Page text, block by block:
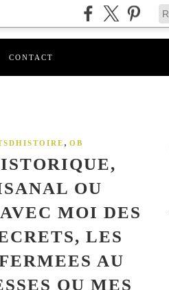
CONTACT
, OB
OU
MOI DES
LES
AU
OU MES